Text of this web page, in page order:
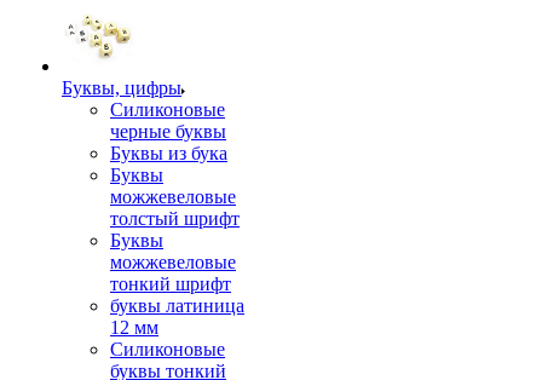
Буквы, цифры
Силиконовые
черные буквы
Буквы из бука
Буквы
можжевеловые
толстый шрифт
Буквы
можжевеловые
тонкий шрифт
буквы латиница
12 мм
Силиконовые
буквы тонкий